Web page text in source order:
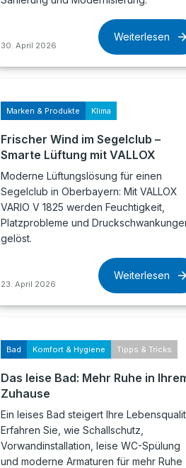
30. April 2026
Weiterlesen
Marken & Produkte Klima
Frischer Wind im Segelclub –
Smarte Lüftung mit VALLOX
Moderne Lüftungslösung für einen
Segelclub in Oberbayern: Mit VALLOX
VARIO V 1825 werden Feuchtigkeit,
Platzprobleme und
gelöst.
23. April 2026
Weiterlesen
Bad Komfort & Hygiene Tipps & Tricks
Das leise Bad: Mehr Ruhe in
Zuhause
Ein leises Bad steigert Ihre
Erfahren Sie, wie Schallschutz,
Vorwandinstallation, leise WC-Spülung
und moderne Armaturen für mehr Ruhe